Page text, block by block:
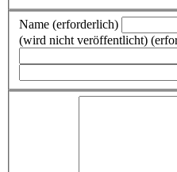
Name (erforderlich)
(wird nicht veröffentlicht)